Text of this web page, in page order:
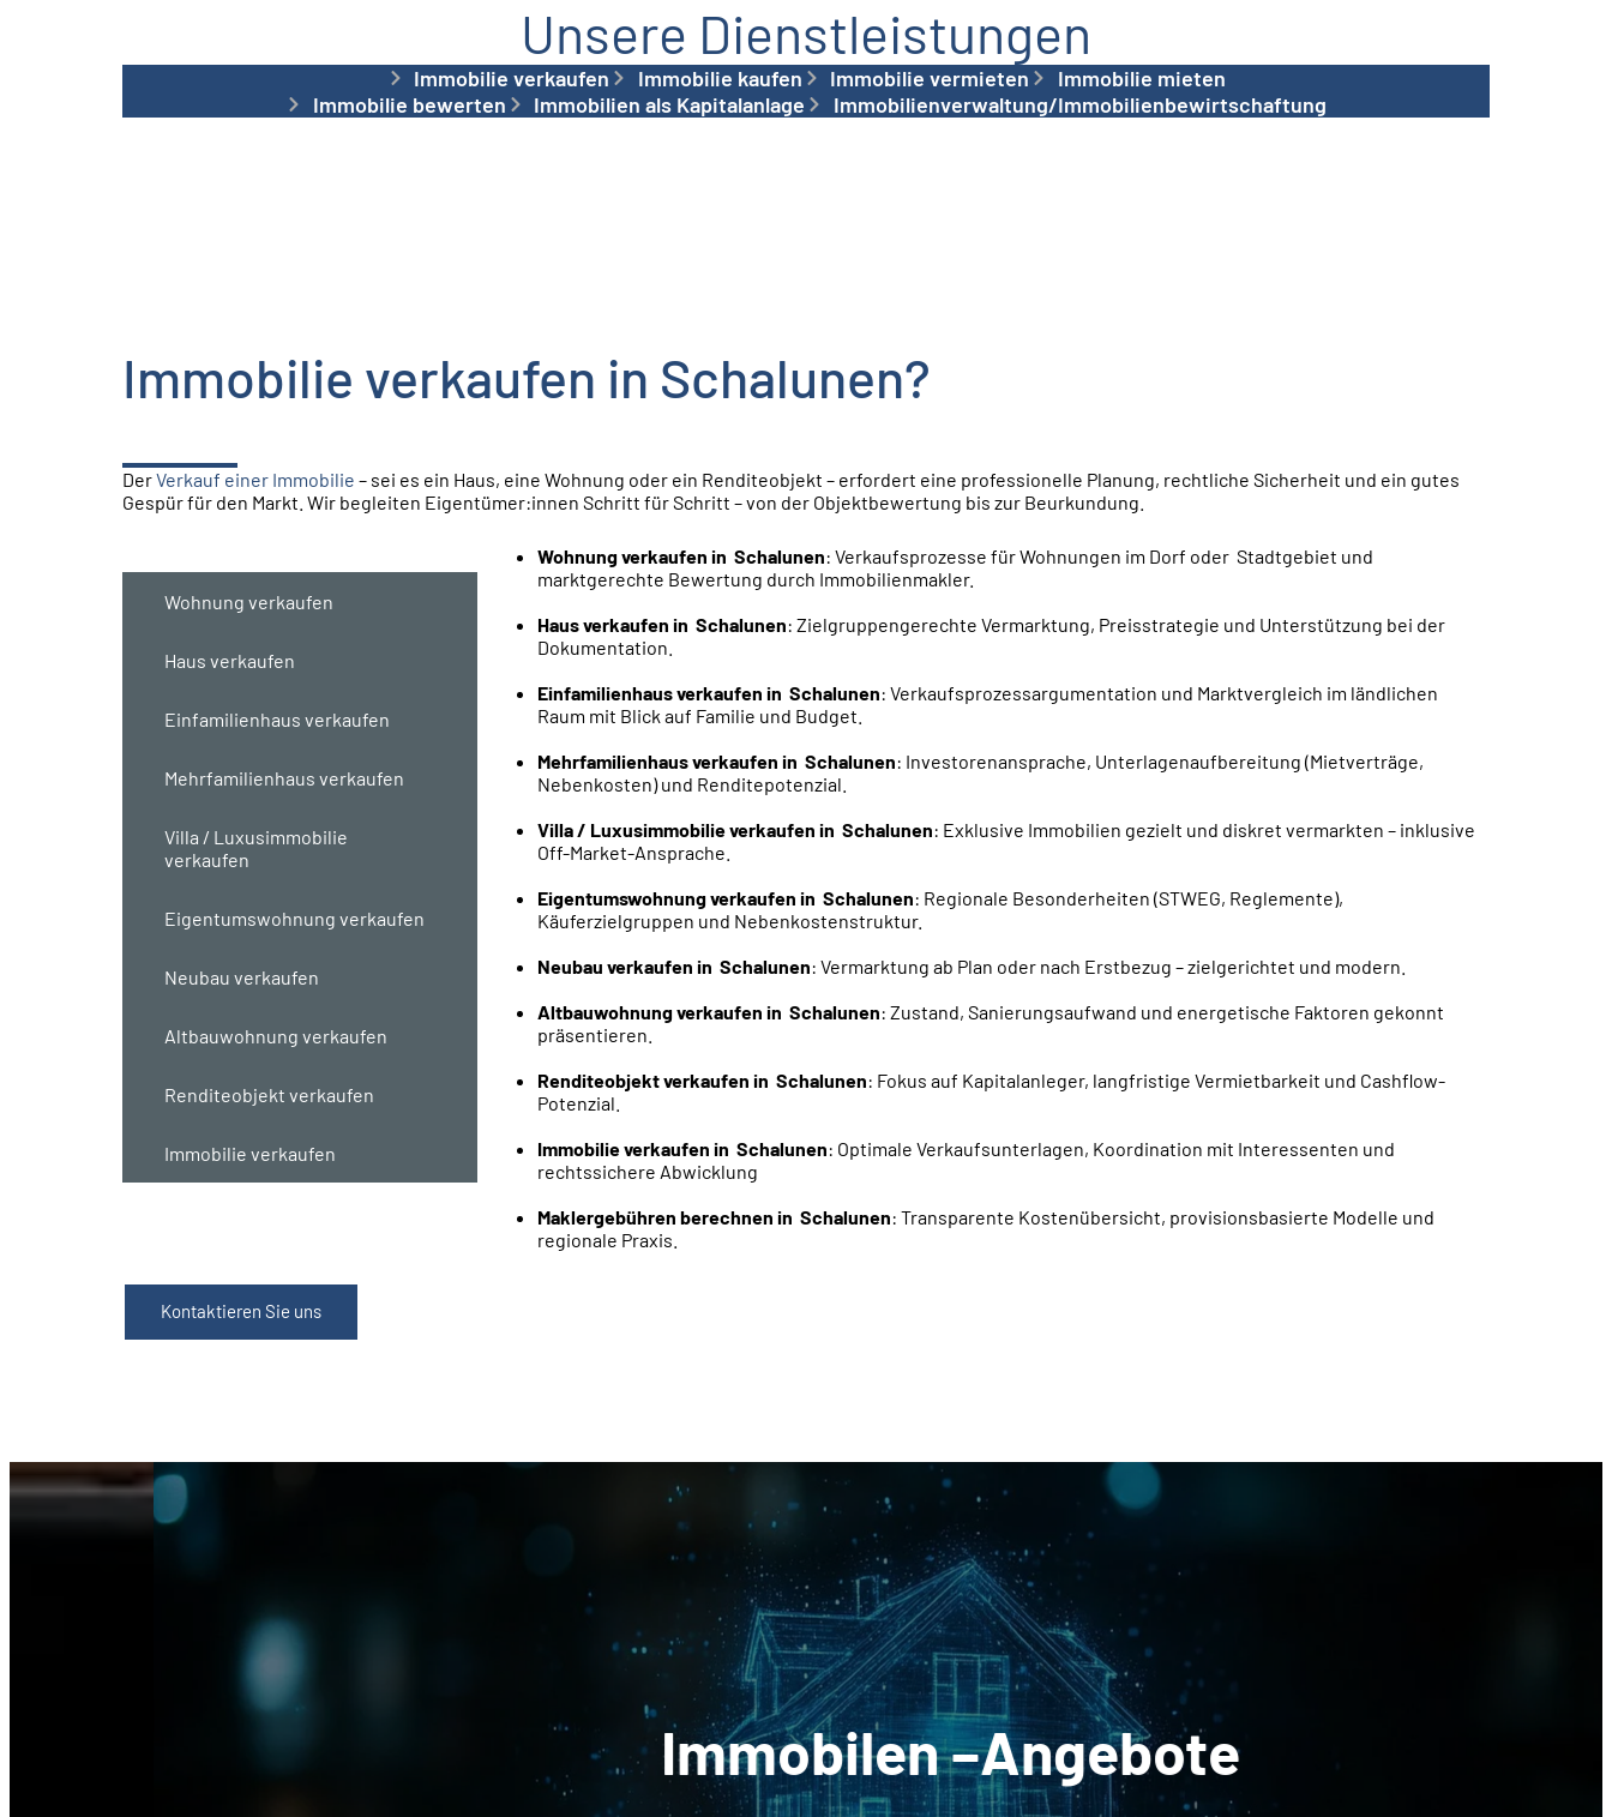
Unsere Dienst­leistungen
Immobilie verkaufen Immobilie kaufen Immobilie vermieten
Immobilie mieten
Immobilie bewerten
Immobilien als Kapitalanlage Immobilienverwaltung/Immobilienbewirtschaftung
Immobilie verkaufen in Schalunen?
DerVerkauf einer Immobilie – sei es ein Haus, eine Wohnung oder ein Renditeobjekt – erfordert eine professionelle Planung, rechtliche Sicherheit und ein gutes
Gespür für den Markt. Wir begleiten Eigentümer:innen Schritt für Schritt – von der Objektbewertung bis zur Beurkundung.
Wohnung verkaufen
Haus verkaufen
Einfamilienhaus verkaufen
Mehrfamilienhaus verkaufen
Villa / Luxusimmobilie
verkaufen
Eigentumswohnung verkaufen
Neubau verkaufen
Altbauwohnung verkaufen
Renditeobjekt verkaufen
Immobilie verkaufen
Wohnung verkaufen in Schalunen: Verkaufsprozesse für Wohnungen im Dorf oder Stadtgebiet und
marktgerechte Bewertung durch Immobilienmakler.
Haus verkaufen in Schalunen: Zielgruppengerechte Vermarktung, Preisstrategie und Unterstützung bei der
Dokumentation.
Einfamilienhaus verkaufen in Schalunen: Verkaufsprozessargumentation und Marktvergleich im ländlichen
Raum mit Blick auf Familie und Budget.
Mehrfamilienhaus verkaufen in Schalunen: Investorenansprache, Unterlagenaufbereitung (Mietverträge,
Nebenkosten) und Renditepotenzial.
Villa / Luxusimmobilie verkaufen in Schalunen: Exklusive Immobilien gezielt und diskret vermarkten – inklusive
Off-Market-Ansprache.
Eigentumswohnung verkaufen in Schalunen: Regionale Besonderheiten (STWEG, Reglemente),
Käuferzielgruppen und Nebenkostenstruktur.
Neubau verkaufen in Schalunen: Vermarktung ab Plan oder nach Erstbezug – zielgerichtet und modern.
Altbauwohnung verkaufen in Schalunen: Zustand, Sanierungsaufwand und energetische Faktoren gekonnt
präsentieren.
Renditeobjekt verkaufen in Schalunen: Fokus auf Kapitalanleger, langfristige Vermietbarkeit und Cashflow-
Potenzial.
Immobilie verkaufen in Schalunen: Optimale Verkaufsunterlagen, Koordination mit Interessenten und
rechtssichere Abwicklung
Maklergebühren berechnen in Schalunen: Transparente Kostenübersicht, provisionsbasierte Modelle und
regionale Praxis.
Kontaktieren Sie uns
Immobilen –Angebote